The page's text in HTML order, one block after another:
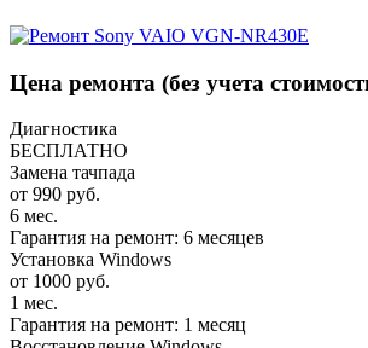
Цена ремонта (без учета
Диагностика
БЕСПЛАТНО
Замена тачпада
от 990 руб.
6 мес.
Гарантия на ремонт: 6 месяцев
Установка Windows
от 1000 руб.
1 мес.
Гарантия на ремонт: 1 месяц